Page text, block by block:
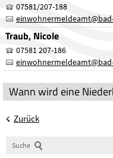
07581/207-188
einwohnermeldeamt@
Traub, Nicole
07581 207-186
einwohnermeldeamt@
Wann wird eine
Zurück
Suche